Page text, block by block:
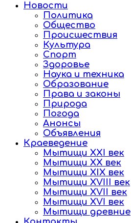
Новости
Политика
Общество
Происшествия
Культура
Спорт
Здоровье
Наука и техника
Образование
Права и законы
Природа
Погода
Анонсы
Объявления
Краеведение
Мытищи XXI век
Мытищи XX век
Мытищи XIX век
Мытищи XVIII век
Мытищи XVII век
Мытищи XVI век
Мытищи древние